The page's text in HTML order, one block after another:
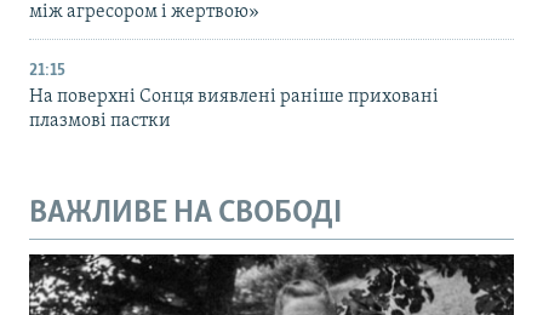
між агресором і жертвою»
21:15
На поверхні Сонця виявлені раніше приховані
плазмові пастки
ВАЖЛИВЕ НА СВОБОДІ